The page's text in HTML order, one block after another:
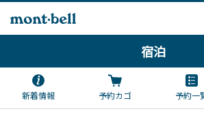
宿泊
新着情報 予約カゴ 予約一